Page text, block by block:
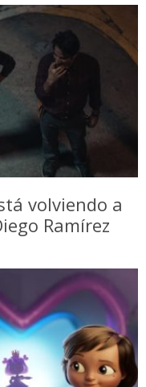
volviendo a
Ramírez